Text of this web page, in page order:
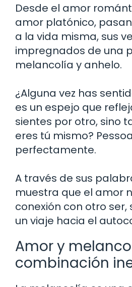
Desde el amor
amor platónico,
a la vida misma, sus
impregnados de una
melancolía y anhelo.
¿Alguna vez has
es un espejo que
sientes por otro, sino
eres tú mismo?
perfectamente.
A través de sus
muestra que el amor
conexión con otro
un viaje hacia el
Amor y
combinación